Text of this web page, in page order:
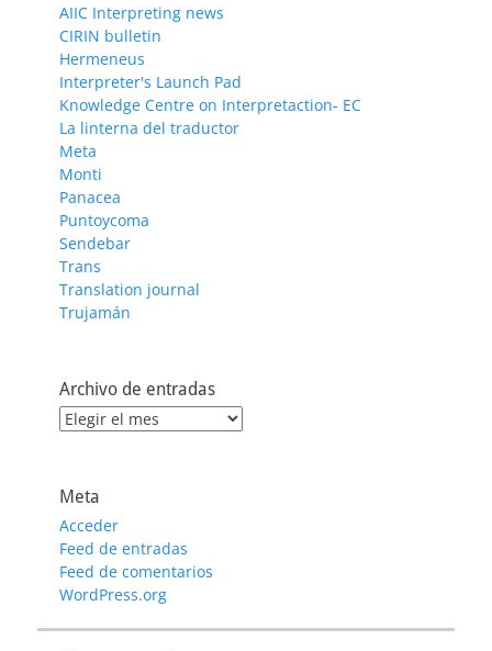
AIIC Interpreting news
CIRIN bulletin
Hermeneus
Interpreter's Launch Pad
Knowledge Centre on Interpretaction- EC
La linterna del traductor
Meta
Monti
Panacea
Puntoycoma
Sendebar
Trans
Translation journal
Trujamán
Archivo de entradas
Archivo
Meta
Acceder
Feed de entradas
Feed de comentarios
WordPress.org